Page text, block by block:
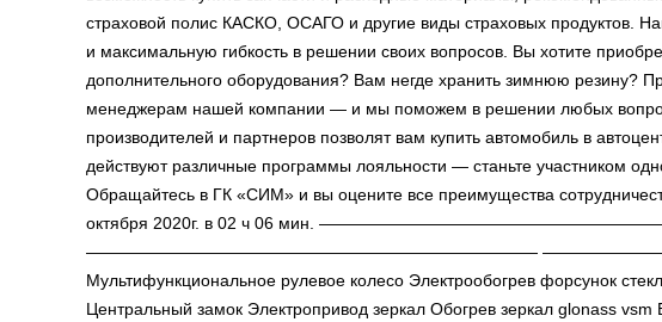
страховой полис КАСКО, ОСАГО и другие виды страховых продуктов.
и максимальную гибкость в решении своих вопросов. Вы хотите
дополнительного оборудования? Вам негде хранить зимнюю
менеджерам нашей компании — и мы поможем в решении любых
производителей и партнеров позволят вам купить автомобиль в
действуют различные программы лояльности — станьте участником
Обращайтесь в ГК «СИМ» и вы оцените все преимущества
октября 2020г. в 02 ч 06 мин.
———————————————————————————
Мультифункциональное рулевое колесо Электрообогрев форсунок
Центральный замок Электропривод зеркал Обогрев зеркал glonass